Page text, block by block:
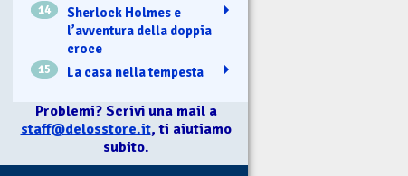
14
Sherlock Holmes e
l’avventura della doppia
croce
15 La casa nella tempesta
Problemi? Scrivi una mail a
staff@delosstore.it, ti aiutiamo
subito.